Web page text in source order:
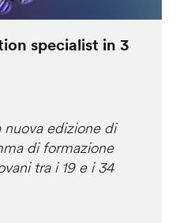
specialist in 3
nuova edizione di
di formazione
tra i 19 e i 34